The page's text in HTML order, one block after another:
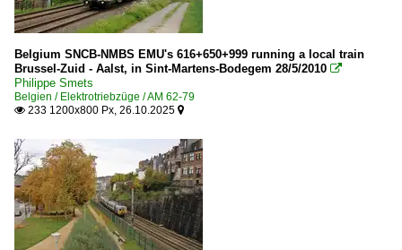
Belgium SNCB-NMBS EMU's 616+650+999 running a local train
Brussel-Zuid - Aalst, in Sint-Martens-Bodegem 28/5/2010 
Philippe Smets
Belgien / Elektrotriebzüge / AM 62-79
 233 1200x800 Px, 26.10.2025 